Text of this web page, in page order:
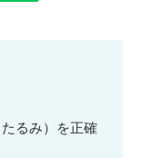
るみ）を正確